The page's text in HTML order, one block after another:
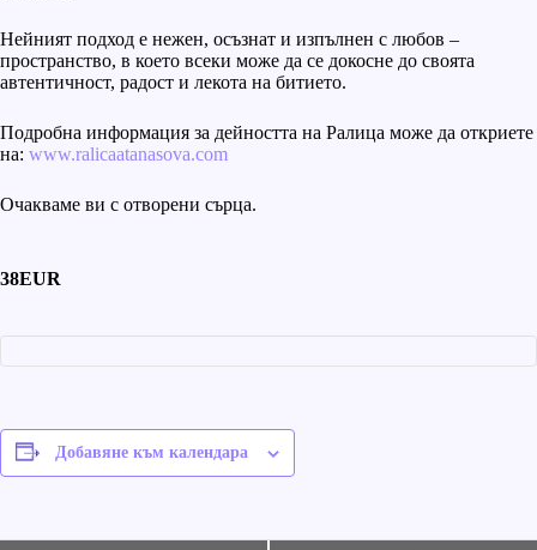
Нейният подход е нежен, осъзнат и изпълнен с любов –
пространство, в което всеки може да се докосне до своята
автентичност, радост и лекота на битието.
Подробна информация за дейността на Ралица може да откриете
на: www.ralicaatanasova.com
Очакваме ви с отворени сърца.
38EUR
Добавяне към календара